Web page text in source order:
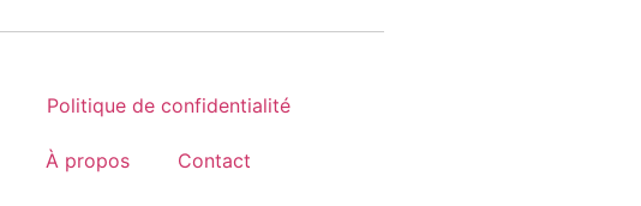
Politique de confidentialité
À propos Contact